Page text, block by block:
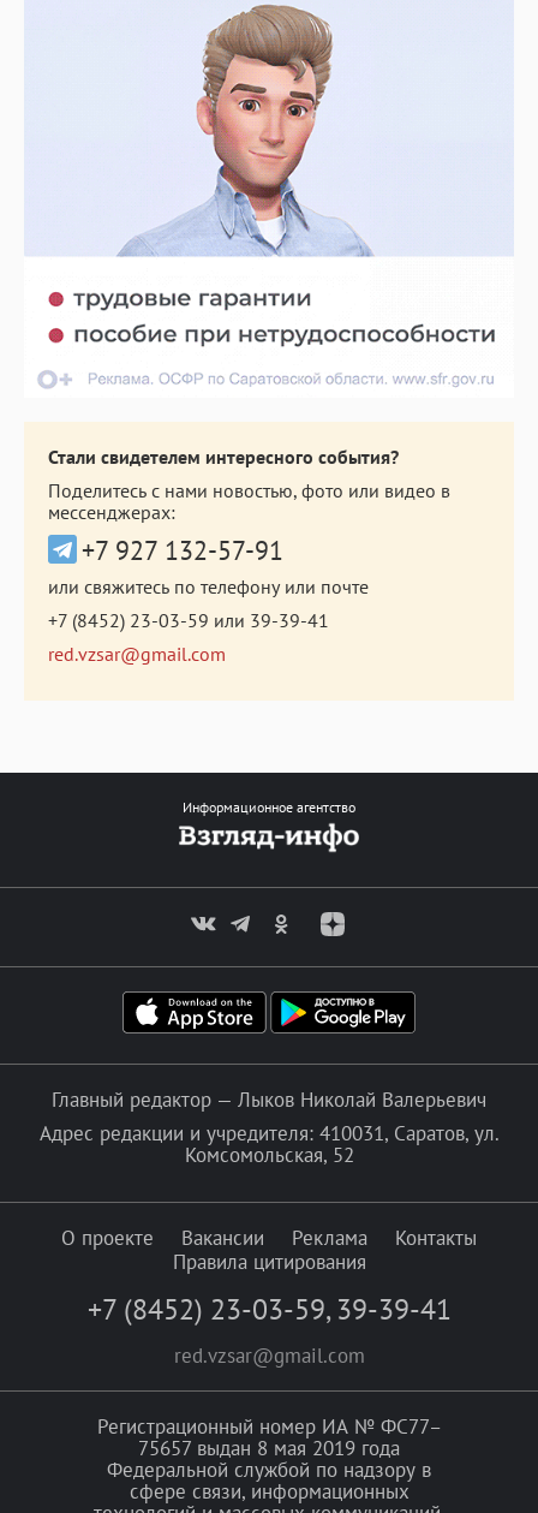
Стали свидетелем интересного события?
Поделитесь с нами новостью, фото или видео в
мессенджерах:
+7 927 132-57-91
или свяжитесь по телефону или почте
+7 (8452) 23-03-59 или 39-39-41
red.vzsar@gmail.com
Информационное агентство
Главный редактор — Лыков Николай Валерьевич
Адрес редакции и учредителя: 410031, Саратов, ул.
Комсомольская, 52
О проекте Вакансии Реклама
Контакты
Правила цитирования
+7 (8452) 23-03-59, 39-39-41
red.vzsar@gmail.com
Регистрационный номер ИА № ФС77–
75657 выдан 8 мая 2019 года
Федеральной службой по надзору в
сфере связи, информационных